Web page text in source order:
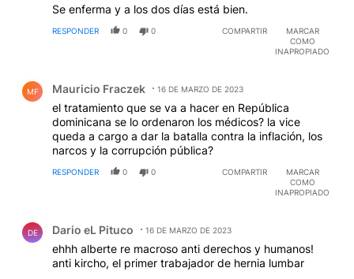
Se enferma y a los dos días está bien.
RESPONDER 0 0 COMPARTIR
MARCAR
COMO
INAPROPIADO
MF Mauricio Fraczek 16 DE MARZO DE 2023
el tratamiento que se va a hacer en República
dominicana se lo ordenaron los médicos? la vice
queda a cargo a dar la batalla contra la inflación, los
narcos y la corrupción pública?
RESPONDER 0 0 COMPARTIR
MARCAR
COMO
INAPROPIADO
DE Dario eL Pituco 16 DE MARZO DE 2023
ehhh alberte re macroso anti derechos y humanos!
anti kircho, el primer trabajador de hernia lumbar